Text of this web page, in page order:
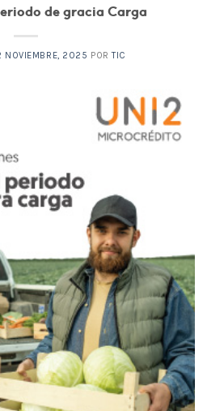
de gracia Carga
NOVIEMBRE, 2025 PORTIC